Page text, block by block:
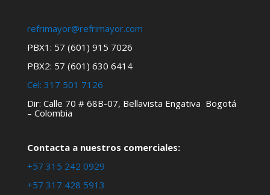
refrimayor@refrimayor.com
PBX1: 57 (601) 915 7026
PBX2: 57 (601) 630 6414
Cel: 317 501 7126
Dir: Calle 70 # 68B-07, Bellavista Engativa Bogotá
– Colombia
Contacta a nuestros comerciales:
+57 315 242 0929
+57 317 428 5913